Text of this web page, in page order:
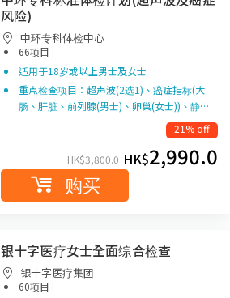
风险)
中环专科体检中心
66项目 |
适用于18岁或以上男士及女士
重点检查项目：超声波(2选1)、癌症指标(大
肠、肝脏、前列腺(男士)、卵巢(女士))、静…
21% off
HK$3,800.0 HK$2,990.0
购买
银十字医疗女士全面综合检查
银十字医疗集团
60项目 |